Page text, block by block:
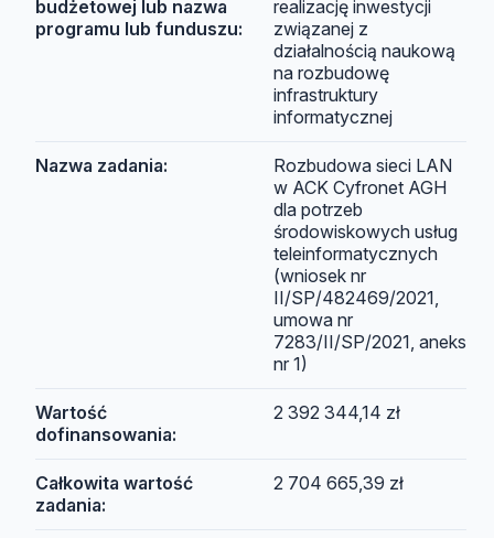
budżetowej lub nazwa
programu lub funduszu:
realizację inwestycji
związanej z
działalnością naukową
na rozbudowę
infrastruktury
informatycznej
Nazwa zadania:
Rozbudowa sieci LAN
w ACK Cyfronet AGH
dla potrzeb
środowiskowych usług
teleinformatycznych
(wniosek nr
II/SP/482469/2021,
umowa nr
7283/II/SP/2021, aneks
nr 1)
Wartość
dofinansowania:
2 392 344,14 zł
Całkowita wartość
zadania:
2 704 665,39 zł